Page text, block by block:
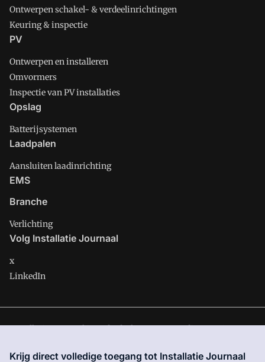
Ontwerpen schakel- & verdeelinrichtingen
Keuring & inspectie
PV
Ontwerpen en installeren
Omvormers
Inspectie van PV installaties
Opslag
Batterijsystemen
Laadpalen
Aansluiten laadinrichting
EMS
Branche
Verlichting
Volg Installatie Journaal
x
LinkedIn
Installatie Journaal is onderdeel van VMN media. Lees inons
site zijn de volgende regelingen van toepassing:Algemene
Krijg direct volledige toegang tot Installatie Journaal